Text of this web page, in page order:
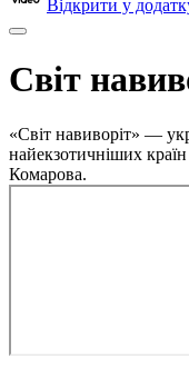
Відкрити у
Світ
«Світ навиворіт» —
найекзотичніших
Комарова.